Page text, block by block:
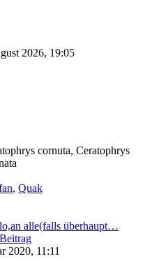
2026, 19:05
cornuta, Ceratophrys
, Quak
alle(falls überhaupt…
2020, 11:11